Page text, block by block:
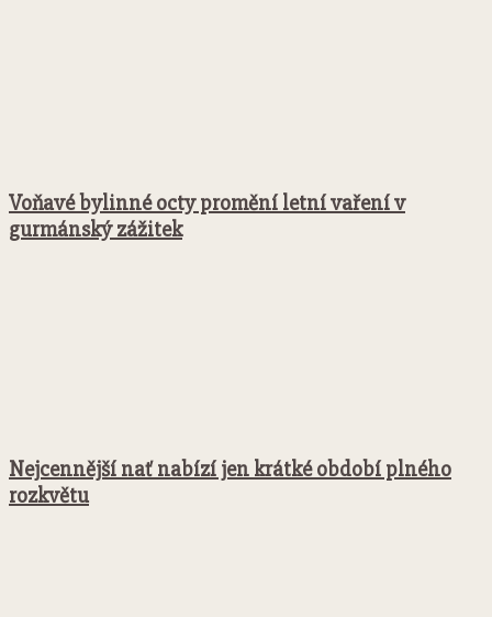
Voňavé bylinné octy promění letní vaření v
gurmánský zážitek
Nejcennější nať nabízí jen krátké období plného
rozkvětu